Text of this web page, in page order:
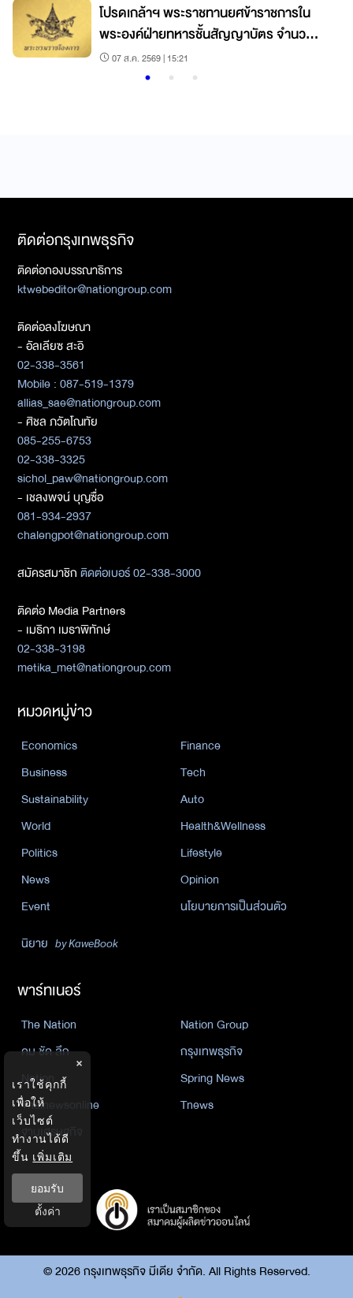
โปรดเกล้าฯ พระราชทานยศข้าราชการใน
พระองค์ฝ่ายทหารชั้นสัญญาบัตร จำนวน
19 นาย
07 ส.ค. 2569 | 15:21
ติดต่อกรุงเทพธุรกิจ
ติดต่อกองบรรณาธิการ
ktwebeditor@nationgroup.com
ติดต่อลงโฆษณา
- อัลเลียซ สะอิ
02-338-3561
Mobile : 087-519-1379
allias_sae@nationgroup.com
- ศิชล ภวัตโณทัย
085-255-6753
02-338-3325
sichol_paw@nationgroup.com
- เชลงพจน์ บุญซื่อ
081-934-2937
chalengpot@nationgroup.com
สมัครสมาชิกติดต่อเบอร์ 02-338-3000
ติดต่อ Media Partners
- เมธิกา เมธาพิทักษ์
02-338-3198
metika_met@nationgroup.com
หมวดหมู่ข่าว
Economics
Finance
Business
Tech
Sustainability
Auto
World
Health&Wellness
Politics
Lifestyle
News
Opinion
Event
นโยบายการเป็นส่วนตัว
นิยาย by KaweBook
พาร์ทเนอร์
The Nation
Nation Group
คม ชัด ลึก
กรุงเทพธุรกิจ
Nation
Spring News
Thainewsonline
Tnews
ฐานเศรษฐกิจ
©2026กรุงเทพธุรกิจ มีเดีย จำกัด. All Rights Reserved.
×
เราใช้คุกกี้
เพื่อให้
เว็บไซต์
ทำงานได้ดี
ขึ้น เพิ่มเติม
ยอมรับ
ตั้งค่า